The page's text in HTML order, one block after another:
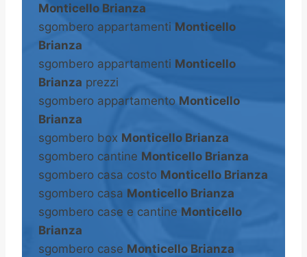
Monticello Brianza
sgombero appartamenti Monticello
Brianza
sgombero appartamenti Monticello
Brianza prezzi
sgombero appartamento Monticello
Brianza
sgombero box Monticello Brianza
sgombero cantine Monticello Brianza
sgombero casa costo Monticello Brianza
sgombero casa Monticello Brianza
sgombero case e cantine Monticello
Brianza
sgombero case Monticello Brianza